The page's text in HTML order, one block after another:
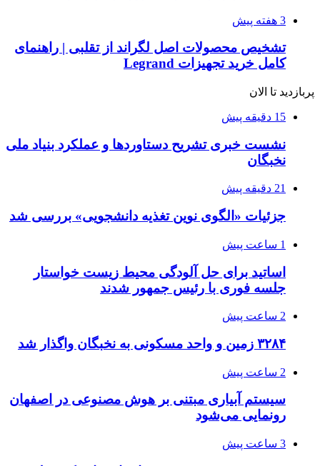
3 هفته پیش
تشخیص محصولات اصل لگراند از تقلبی | راهنمای
کامل خرید تجهیزات Legrand
پربازدید تا الان
15 دقیقه پیش
نشست خبری تشریح دستاوردها و عملکرد بنیاد ملی
نخبگان
21 دقیقه پیش
جزئیات «الگوی نوین تغذیه دانشجویی» بررسی شد
1 ساعت پیش
اساتید برای حل آلودگی محیط زیست خواستار
جلسه فوری با رئیس جمهور شدند
2 ساعت پیش
۳۲۸۴ زمین و واحد مسکونی به نخبگان واگذار شد
2 ساعت پیش
سیستم آبیاری مبتنی بر هوش مصنوعی در اصفهان
رونمایی می‌شود
3 ساعت پیش